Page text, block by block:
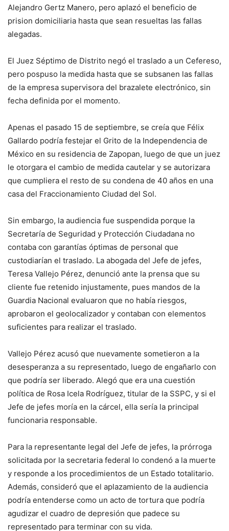
Alejandro Gertz Manero, pero aplazó el beneficio de
prision domiciliaria hasta que sean resueltas las fallas
alegadas.
El Juez Séptimo de Distrito negó el traslado a un Cefereso,
pero pospuso la medida hasta que se subsanen las fallas
de la empresa supervisora del brazalete electrónico, sin
fecha definida por el momento.
Apenas el pasado 15 de septiembre, se creía que Félix
Gallardo podría festejar el Grito de la Independencia de
México en su residencia de Zapopan, luego de que un juez
le otorgara el cambio de medida cautelar y se autorizara
que cumpliera el resto de su condena de 40 años en una
casa del Fraccionamiento Ciudad del Sol.
Sin embargo, la audiencia fue suspendida porque la
Secretaría de Seguridad y Protección Ciudadana no
contaba con garantías óptimas de personal que
custodiarían el traslado. La abogada del Jefe de jefes,
Teresa Vallejo Pérez, denunció ante la prensa que su
cliente fue retenido injustamente, pues mandos de la
Guardia Nacional evaluaron que no había riesgos,
aprobaron el geolocalizador y contaban con elementos
suficientes para realizar el traslado.
Vallejo Pérez acusó que nuevamente sometieron a la
desesperanza a su representado, luego de engañarlo con
que podría ser liberado. Alegó que era una cuestión
política de Rosa Icela Rodríguez, titular de la SSPC, y si el
Jefe de jefes moría en la cárcel, ella sería la principal
funcionaria responsable.
Para la representante legal del Jefe de jefes, la prórroga
solicitada por la secretaria federal lo condenó a la muerte
y responde a los procedimientos de un Estado totalitario.
Además, consideró que el aplazamiento de la audiencia
podría entenderse como un acto de tortura que podría
agudizar el cuadro de depresión que padece su
representado para terminar con su vida.